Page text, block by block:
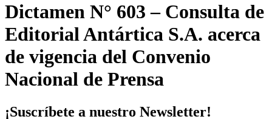
Dictamen N° 603 – Consulta de
Editorial Antártica S.A. acerca
de vigencia del Convenio
Nacional de Prensa
¡Suscríbete a nuestro Newsletter!